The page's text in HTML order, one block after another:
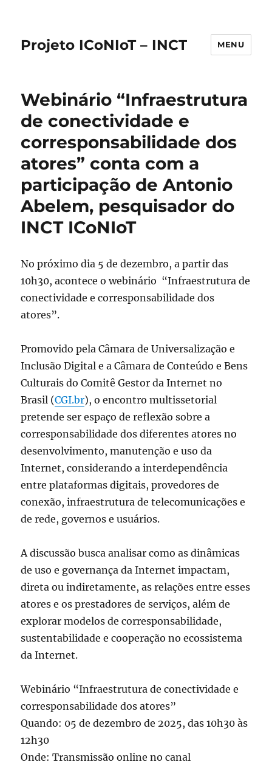
Projeto ICoNIoT – INCT MENU
Webinário “Infraestrutura
de conectividade e
corresponsabilidade dos
atores” conta com a
participação de Antonio
Abelem, pesquisador do
INCT ICoNIoT
No próximo dia 5 de dezembro, a partir das
10h30, acontece o webinário “Infraestrutura de
conectividade e corresponsabilidade dos
atores”.
Promovido pela Câmara de Universalização e
Inclusão Digital e a Câmara de Conteúdo e Bens
Culturais do Comitê Gestor da Internet no
Brasil (CGI.br), o encontro multissetorial
pretende ser espaço de reflexão sobre a
corresponsabilidade dos diferentes atores no
desenvolvimento, manutenção e uso da
Internet, considerando a interdependência
entre plataformas digitais, provedores de
conexão, infraestrutura de telecomunicações e
de rede, governos e usuários.
A discussão busca analisar como as dinâmicas
de uso e governança da Internet impactam,
direta ou indiretamente, as relações entre esses
atores e os prestadores de serviços, além de
explorar modelos de corresponsabilidade,
sustentabilidade e cooperação no ecossistema
da Internet.
Webinário “Infraestrutura de conectividade e
corresponsabilidade dos atores”
Quando: 05 de dezembro de 2025, das 10h30 às
12h30
Onde: Transmissão online no canal